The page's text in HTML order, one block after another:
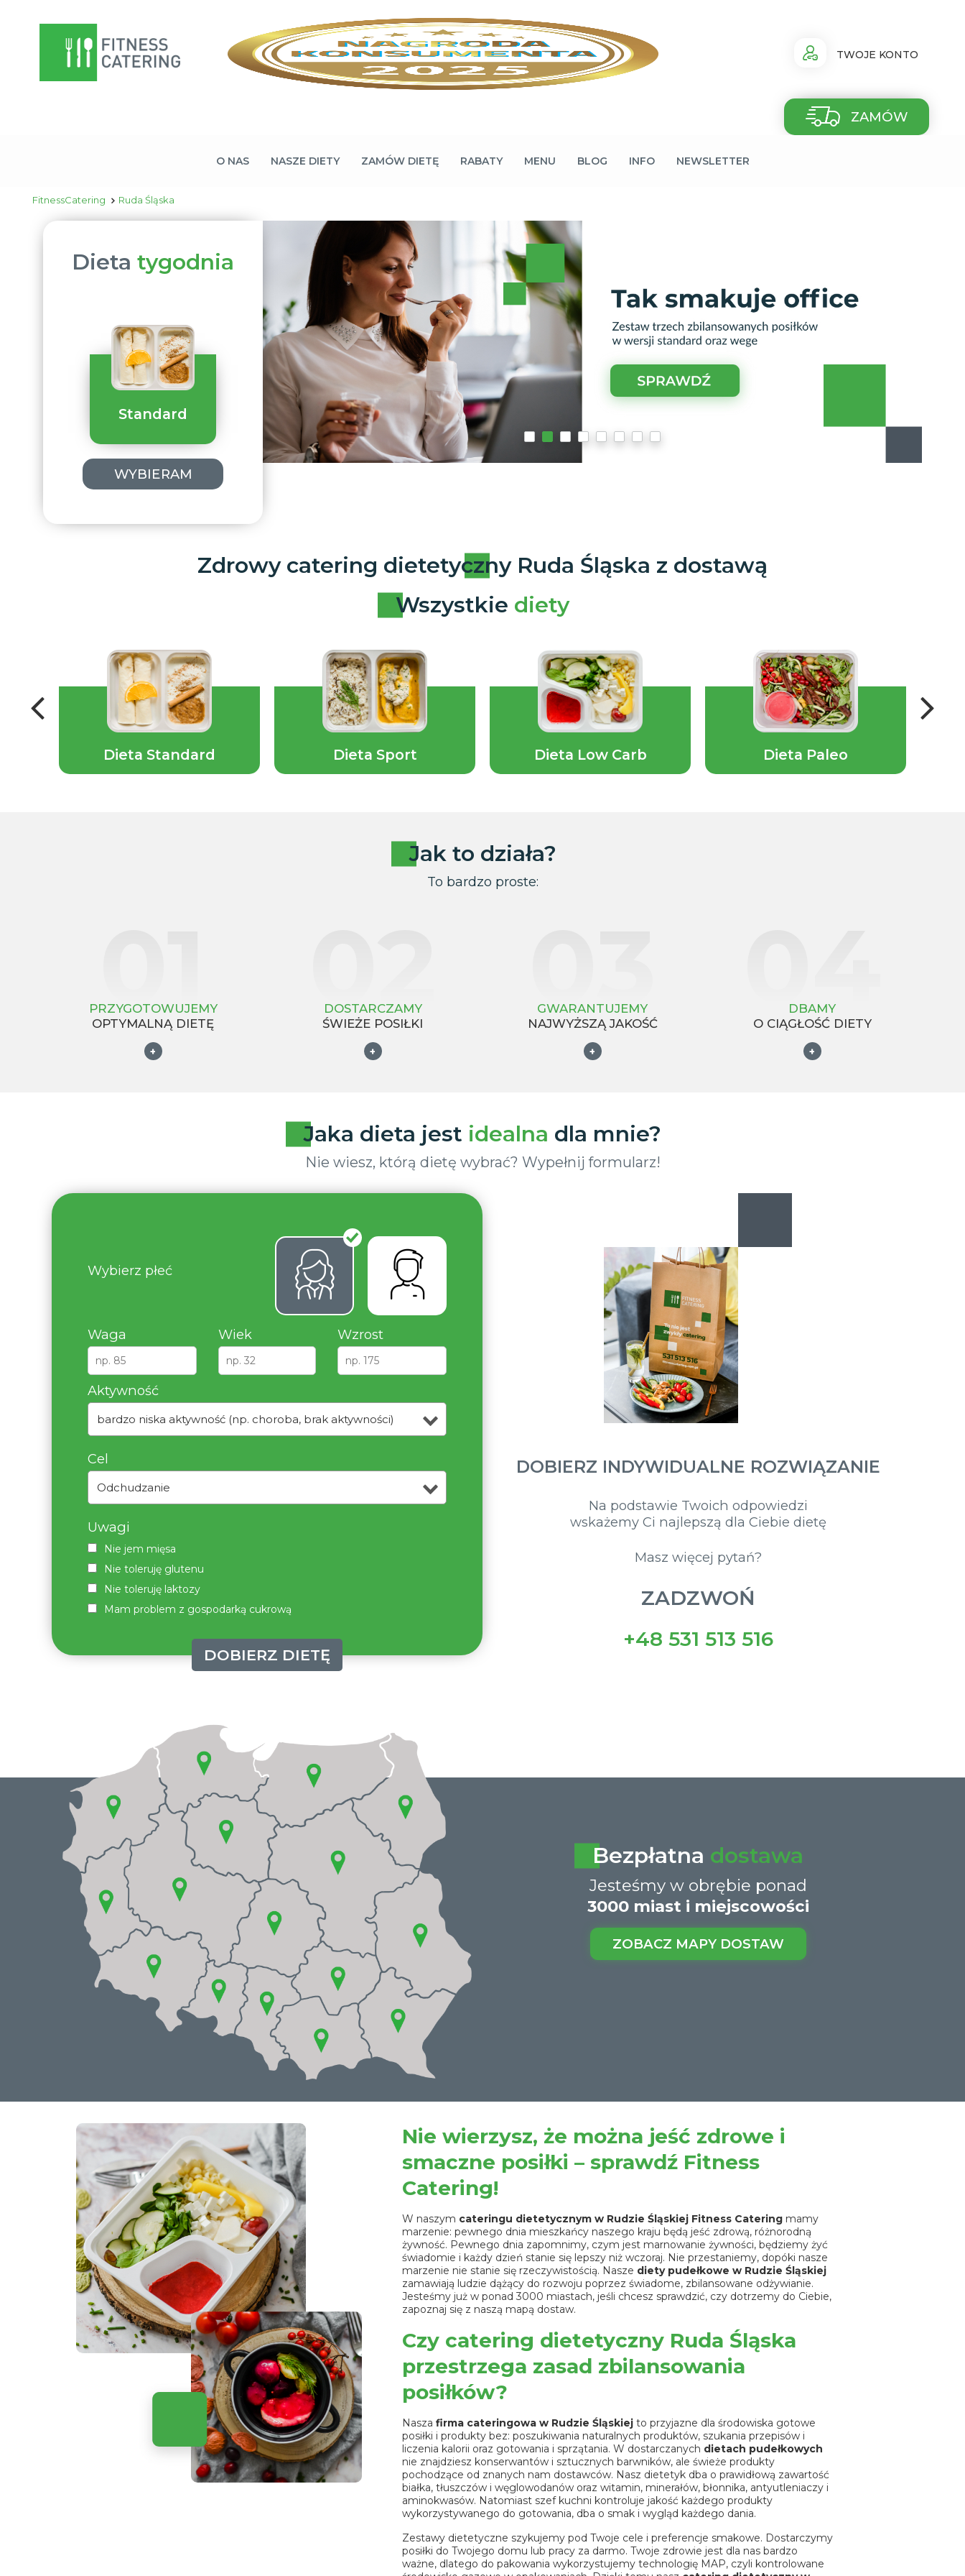
TWOJE KONTO
ZAMÓW
O NAS NASZE DIETY ZAMÓW DIETĘ RABATY MENU BLOG INFO NEWSLETTER
FitnessCatering Ruda Śląska
Dieta tygodnia
Standard
WYBIERAM
Zdrowy catering dietetyczny Ruda Śląska z dostawą
Wszystkie diety
Dieta Standard Dieta Sport Dieta Low Carb Dieta Paleo
Jak to działa?
To bardzo proste:
PRZYGOTOWUJEMY
OPTYMALNĄ DIETĘ
+
DOSTARCZAMY
ŚWIEŻE POSIŁKI
+
GWARANTUJEMY
NAJWYŻSZĄ JAKOŚĆ
+
DBAMY
O CIĄGŁOŚĆ DIETY
+
Jaka dieta jest idealna dla mnie?
Nie wiesz, którą dietę wybrać? Wypełnij formularz!
Wybierz płeć
Waga Wiek Wzrost
Aktywność
bardzo niska aktywność (np. choroba, brak aktywności)
Cel
Odchudzanie
Uwagi
Nie jem mięsa
Nie toleruję glutenu
Nie toleruję laktozy
Mam problem z gospodarką cukrową
DOBIERZ DIETĘ
DOBIERZ INDYWIDUALNE ROZWIĄZANIE
Na podstawie Twoich odpowiedzi
wskażemy Ci najlepszą dla Ciebie dietę
Masz więcej pytań?
ZADZWOŃ
+48 531 513 516
Bezpłatna dostawa
Jesteśmy w obrębie ponad
3000 miast i miejscowości
ZOBACZ MAPY DOSTAW
Nie wierzysz, że można jeść zdrowe i
smaczne posiłki – sprawdź Fitness
Catering!
W naszym cateringu dietetycznym w Rudzie Śląskiej Fitness Cateringmamy
marzenie: pewnego dnia mieszkańcy naszego kraju będą jeść zdrową, różnorodną
żywność. Pewnego dnia zapomnimy, czym jest marnowanie żywności, będziemy żyć
świadomie i każdy dzień stanie się lepszy niż wczoraj. Nie przestaniemy, dopóki nasze
marzenie nie stanie się rzeczywistością. Nasze diety pudełkowe w Rudzie Śląskiej
zamawiają ludzie dążący do rozwoju poprzez świadome, zbilansowane odżywianie.
Jesteśmy już w ponad 3000 miastach, jeśli chcesz sprawdzić, czy dotrzemy do Ciebie,
zapoznaj się z naszą mapą dostaw.
Czy catering dietetyczny Ruda Śląska
przestrzega zasad zbilansowania
posiłków?
Nasza firma cateringowa w Rudzie Śląskiejto przyjazne dla środowiska gotowe
posiłki i produkty bez: poszukiwania naturalnych produktów, szukania przepisów i
liczenia kalorii oraz gotowania i sprzątania. W dostarczanych dietach pudełkowych
nie znajdziesz konserwantów i sztucznych barwników, ale świeże produkty
pochodzące od znanych nam dostawców. Nasz dietetyk dba o prawidłową zawartość
białka, tłuszczów i węglowodanów oraz witamin, minerałów, błonnika, antyutleniaczy i
aminokwasów. Natomiast szef kuchni kontroluje jakość każdego produkty
wykorzystywanego do gotowania, dba o smak i wygląd każdego dania.
Zestawy dietetyczne szykujemy pod Twoje cele i preferencje smakowe. Dostarczymy
posiłki do Twojego domu lub pracy za darmo. Twoje zdrowie jest dla nas bardzo
ważne, dlatego do pakowania wykorzystujemy technologię MAP, czyli kontrolowane